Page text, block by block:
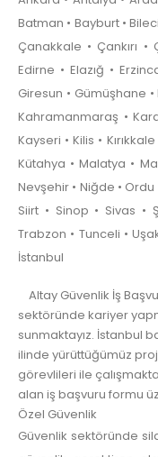
Batman • Bayburt •
Çanakkale • Çankırı
Edirne • Elazığ •
Giresun • Gümüşhane •
Kahramanmaraş •
Kayseri • Kilis •
Kütahya • Malatya •
Nevşehir • Niğde • Ordu
Siirt • Sinop • Sivas •
Trabzon • Tunceli •
İstanbul
Altay Güvenlik İş
sektöründe kariyer
sunmaktayız. İstanbul
ilinde yürüttüğümüz
görevlileri ile
alan iş başvuru formu
Özel Güvenlik
Güvenlik sektöründe